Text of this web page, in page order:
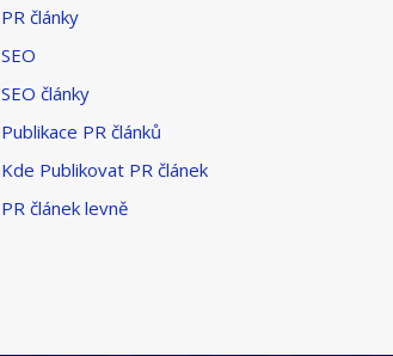
PR články
SEO
SEO články
Publikace PR článků
Kde Publikovat PR článek
PR článek levně